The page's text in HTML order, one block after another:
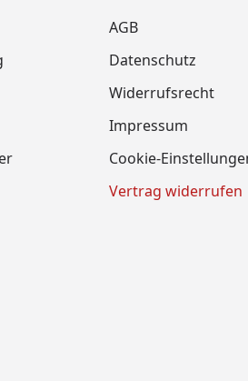
AGB
Datenschutz
Widerrufsrecht
Impressum
Cookie-
Vertrag widerrufen